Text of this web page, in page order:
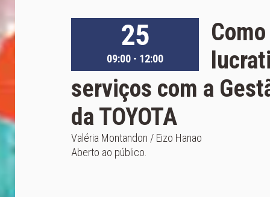
25
09:00 - 12:00
serviços com a
da TOYOTA
Valéria Montandon / Eizo Hanao
Aberto ao público.